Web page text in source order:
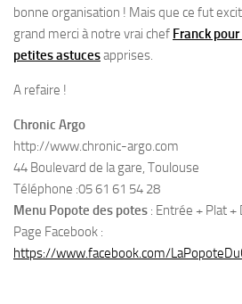
bonne organisation ! Mais que ce fut
grand merci à notre vrai chef Franck
petites astucesapprises.
A refaire !
Chronic Argo
http://www.chronic-argo.com
44 Boulevard de la gare, Toulouse
Téléphone :05 61 61 54 28
Menu Popote des potes : Entrée + Plat
Page Facebook :
https://www.facebook.com/